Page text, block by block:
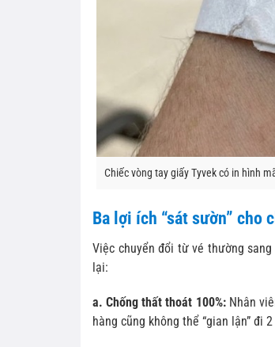
Chiếc vòng tay giấy Tyvek có in hình
Ba lợi ích “sát sườn” cho
Việc chuyển đổi từ vé thường
lại:
a. Chống thất thoát 100%:Nhân
hàng cũng không thể “gian lận” đi